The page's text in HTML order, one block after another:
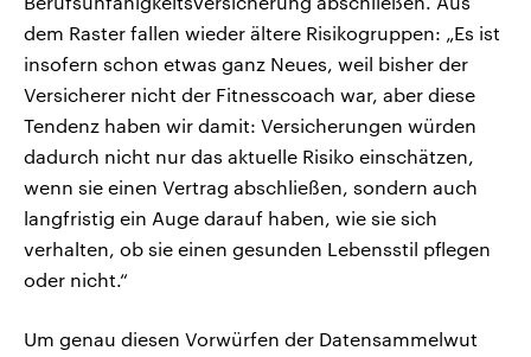
dem Raster fallen wieder ältere Risikogruppen: „Es ist
insofern schon etwas ganz Neues, weil bisher der
Versicherer nicht der Fitnesscoach war, aber diese
Tendenz haben wir damit: Versicherungen würden
dadurch nicht nur das aktuelle Risiko einschätzen,
wenn sie einen Vertrag abschließen, sondern auch
langfristig ein Auge darauf haben, wie sie sich
verhalten, ob sie einen gesunden Lebensstil pflegen
oder nicht.“
Um genau diesen Vorwürfen der Datensammelwut